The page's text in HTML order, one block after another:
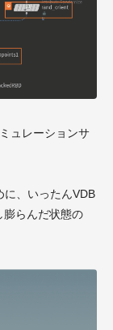
ュレーションサ
に、いったんVDB
膨らんだ状態の